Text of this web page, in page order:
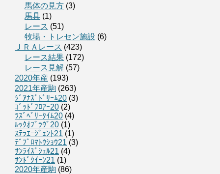
馬体の見方 (3)
馬具 (1)
レース (51)
牧場・トレセン施設 (6)
ＪＲＡレース (423)
レース結果 (172)
レース見解 (57)
2020年産 (193)
2021年産駒 (263)
ｼﾞｱﾅｽﾞﾄﾞﾘｰﾑ20 (3)
ｺﾞｯﾄﾞﾌﾛｱｰ20 (2)
ﾗｽﾞﾍﾞﾘｰﾀｲﾑ20 (4)
ﾙｯｸｵﾌﾞﾗｳﾞ20 (1)
ｽﾃﾗｴｰｼﾞｪﾝﾄ21 (1)
ﾃﾞﾌﾟﾛﾏﾄｳｼｮｳ21 (3)
ｻﾝﾗｲｽﾞｼｪﾙ21 (4)
ｻﾝﾄﾞｸｲｰﾝ21 (1)
2020年産駒 (86)